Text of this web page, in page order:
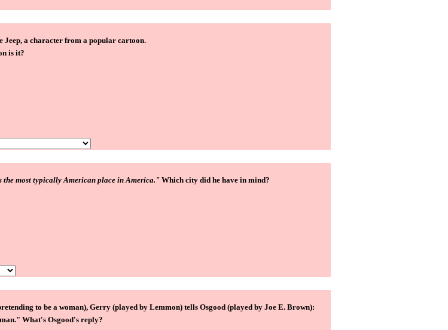
Jeep, a character from a popular cartoon.
is it?
the most typically American place in America." Which city did he have in mind?
to be a woman), Gerry (played by Lemmon) tells Osgood (played by Joe E. Brown):
What's Osgood's reply?